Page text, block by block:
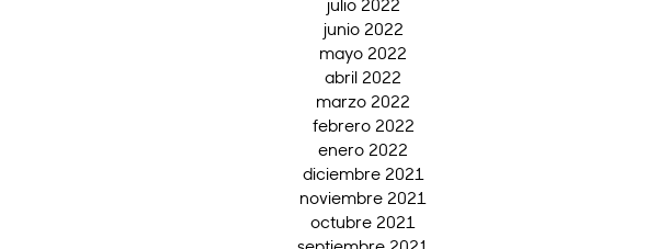
junio 2022
mayo 2022
abril 2022
marzo 2022
febrero 2022
enero 2022
diciembre 2021
noviembre 2021
octubre 2021